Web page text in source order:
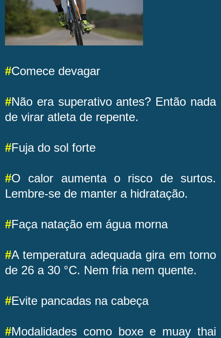
#Comece devagar
#Não era superativo antes? Então nada
de virar atleta de repente.
#Fuja do sol forte
#O calor aumenta o risco de surtos.
Lembre-se de manter a hidratação.
#Faça natação em água morna
#A temperatura adequada gira em torno
de 26 a 30 °C. Nem fria nem quente.
#Evite pancadas na cabeça
#Modalidades como boxe e muay thai